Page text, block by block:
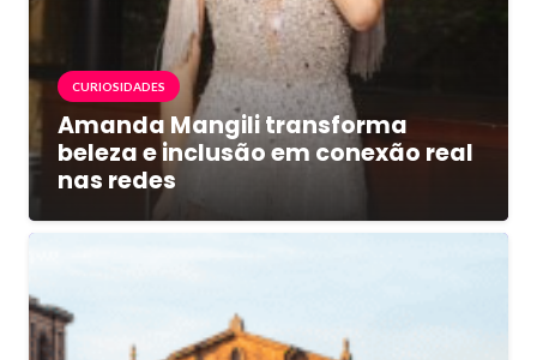
CURIOSIDADES
Amanda Mangili transforma
beleza e inclusão em conexão real
nas redes